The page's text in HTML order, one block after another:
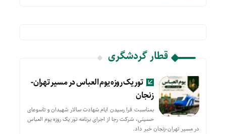
قطار گردشگری
تور یک روزه یوم العباس در مسیر تهران-
زنجان
بمناسبت فرا رسیدن ایام شهادت سالار شهیدان و تاسوعای
حسینی، شرکت رجا از اجرای برنامه تور یک روزه یوم العباس
در مسیر تهران-زنجان خبر داد.